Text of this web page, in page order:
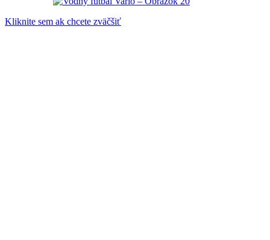
Kliknite sem ak chcete zväčšiť